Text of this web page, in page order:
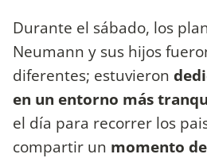
Durante el sábado, los
Neumann y sus hijos
diferentes; estuvieron
en un entorno más
el día para recorrer los
compartir un momento